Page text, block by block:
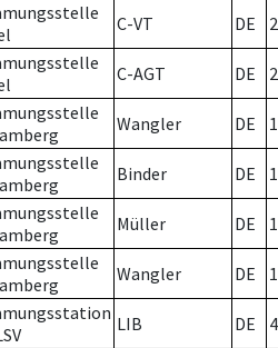
C-VT DE 2
C-AGT DE 2
Wangler DE
Binder DE 1
Müller DE
Wangler DE
LIB DE